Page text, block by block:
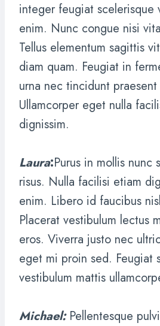
integer feugiat scelerisque
enim. Nunc congue nisi
Tellus elementum sagittis
diam quam. Feugiat in
urna nec tincidunt praesent
Ullamcorper eget nulla
dignissim.
Laura:Purus in mollis nunc
risus. Nulla facilisi etiam
enim. Libero id faucibus
Placerat vestibulum lectus
eros. Viverra justo nec
eget mi proin sed. Feugiat
vestibulum mattis
Michael:Pellentesque